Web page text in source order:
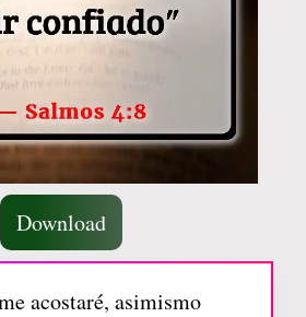
Download
acostaré, asimismo